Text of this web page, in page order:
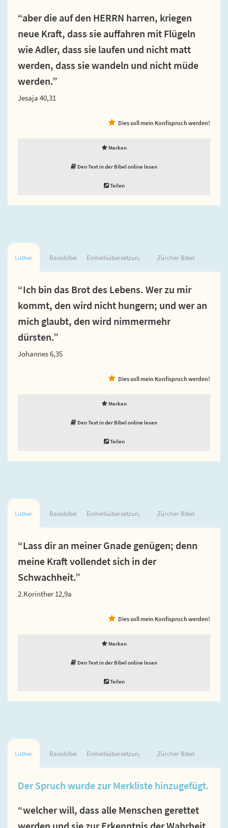
“aber die auf den HERRN harren, kriegen
neue Kraft, dass sie auffahren mit Flügeln
wie Adler, dass sie laufen und nicht matt
werden, dass sie wandeln und nicht müde
werden.”
Jesaja 40,31
Dies soll mein Konfispruch werden!
Merken
Den Text in der Bibel online lesen
Teilen
Luther Basisbibel Einheitsübersetzung Zürcher Bibel
“Ich bin das Brot des Lebens. Wer zu mir
kommt, den wird nicht hungern; und wer an
mich glaubt, den wird nimmermehr
dürsten.”
Johannes 6,35
Dies soll mein Konfispruch werden!
Merken
Den Text in der Bibel online lesen
Teilen
Luther Basisbibel Einheitsübersetzung Zürcher Bibel
“Lass dir an meiner Gnade genügen; denn
meine Kraft vollendet sich in der
Schwachheit.”
2.Korinther 12,9a
Dies soll mein Konfispruch werden!
Merken
Den Text in der Bibel online lesen
Teilen
Luther Basisbibel Einheitsübersetzung Zürcher Bibel
Der Spruch wurde zur Merkliste hinzugefügt.
“welcher will, dass alle Menschen gerettet